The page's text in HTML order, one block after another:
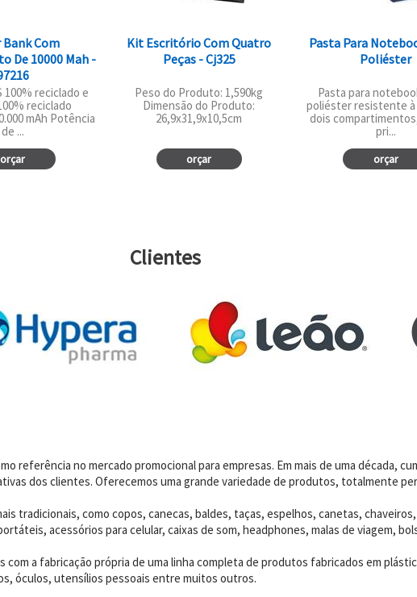
Bank Com
De 10000 Mah -
100% reciclado e
reciclado
mAh Potência
de ...
orçar
Kit Escritório Com Quatro
Peças - Cj325
Peso do Produto: 1,590kg
Dimensão do Produto:
26,9x31,9x10,5cm
orçar
Pasta Para
Poliéster
Pasta para
poliéster resistente à
dois
pri...
orçar
Clientes
referência no mercado promocional para empresas. Em mais de uma década,
dos clientes. Oferecemos uma grande variedade de produtos, totalmente
tradicionais, como copos, canecas, baldes, taças, espelhos, canetas,
acessórios para celular, caixas de som, headphones, malas de viagem,
a fabricação própria de uma linha completa de produtos fabricados em
óculos, utensílios pessoais entre muitos outros.